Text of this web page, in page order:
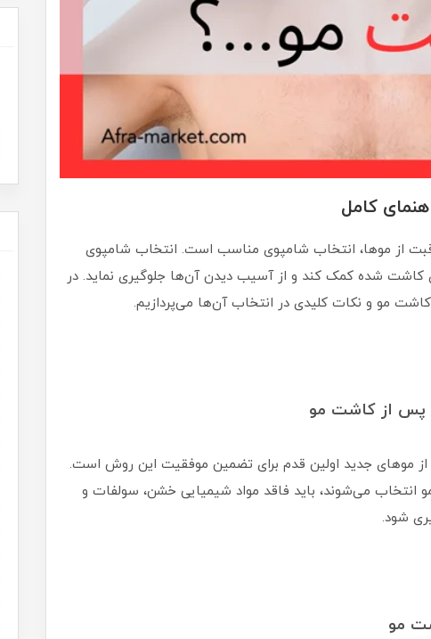
کامل
از موها، انتخاب شامپوی مناسب است. انتخاب شامپوی
کاشت شده کمک کند و از آسیب دیدن آن‌ها جلوگیری نماید. در
مو و نکات کلیدی در انتخاب آن‌ها می‌پردازیم.
پس از کاشت مو
موهای جدید اولین قدم برای تضمین موفقیت این روش است.
انتخاب می‌شوند، باید فاقد مواد شیمیایی خشن، سولفات و
شود.
مو